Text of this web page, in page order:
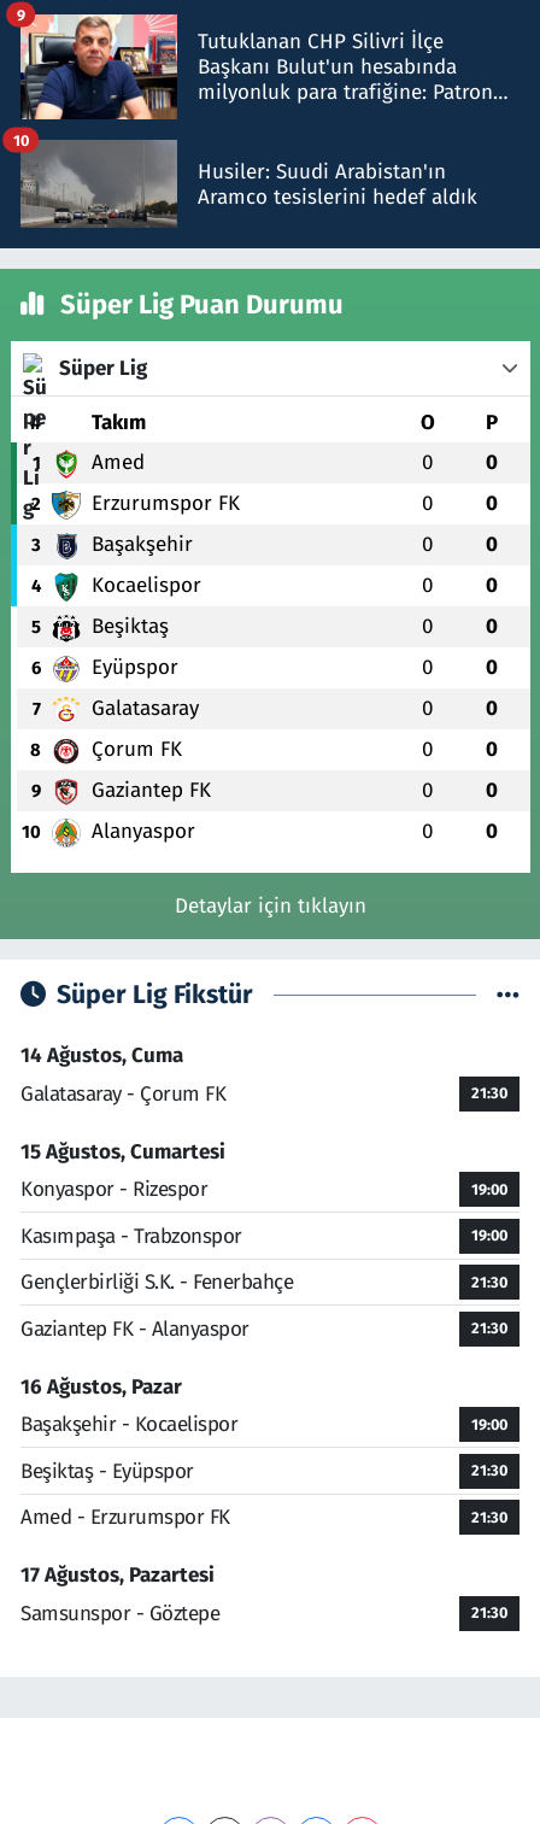
Tutuklanan CHP Silivri İlçe
Başkanı Bulut'un hesabında
milyonluk para trafiğine: Patron
9
Husiler: Suudi Arabistan'ın
Aramco tesislerini hedef aldık
10
Süper Lig Puan Durumu
Süper Lig
# Takım O P
1 Amed 0 0
2 Erzurumspor FK 0 0
3 Başakşehir 0 0
4 Kocaelispor 0 0
5 Beşiktaş 0 0
6 Eyüpspor 0 0
7 Galatasaray 0 0
8 Çorum FK 0 0
9 Gaziantep FK 0 0
10 Alanyaspor 0 0
Detaylar için tıklayın
Süper Lig Fikstür
14 Ağustos, Cuma
Galatasaray - Çorum FK
21:30
15 Ağustos, Cumartesi
Konyaspor - Rizespor
19:00
Kasımpaşa - Trabzonspor 19:00
Gençlerbirliği S.K. - Fenerbahçe 21:30
Gaziantep FK - Alanyaspor 21:30
16 Ağustos, Pazar
Başakşehir - Kocaelispor
19:00
Beşiktaş - Eyüpspor 21:30
Amed - Erzurumspor FK 21:30
17 Ağustos, Pazartesi
Samsunspor - Göztepe
21:30